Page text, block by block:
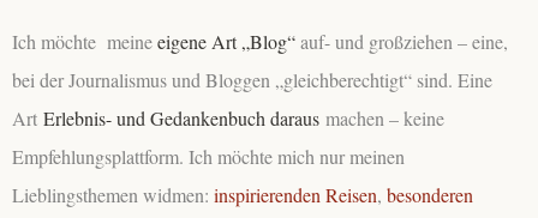
Ich möchte meineeigene Art „Blog“auf- und großziehen – eine,
bei der Journalismus und Bloggen „gleichberechtigt“ sind. Eine
Art Erlebnis- und Gedankenbuch daraus machen – keine
Empfehlungsplattform. Ich möchte mich nur meinen
Lieblingsthemen widmen: inspirierenden Reisen, besonderen